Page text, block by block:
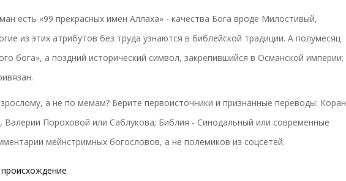
есть «99 прекрасных имен Аллаха» - качества Бога вроде Милостивый,
из этих атрибутов без труда узнаются в библейской традиции. А полумесяц
бога», а поздний исторический символ, закрепившийся в Османской империи;
а не по мемам? Берите первоисточники и признанные переводы: Коран
Валерии Пороховой или Саблукова; Библия - Синодальный или современные
мейнстримных богословов, а не полемиков из соцсетей.